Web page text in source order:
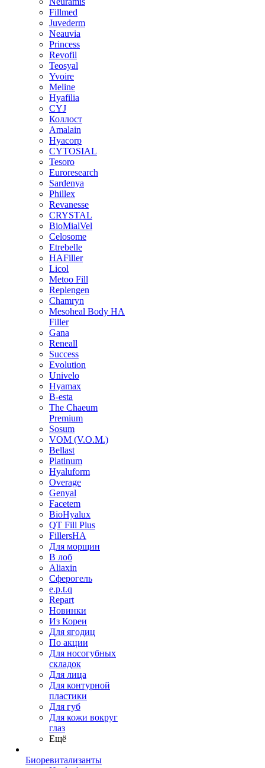
Fillmed
Juvederm
Neauvia
Princess
Revofil
Teosyal
Yvoire
Meline
Hyafilia
CYJ
Коллост
Amalain
Hyacorp
CYTOSIAL
Tesoro
Euroresearch
Sardenya
Phillex
Revanesse
CRYSTAL
BioMialVel
Celosome
Etrebelle
HAFiller
Licol
Metoo Fill
Replengen
Chamryn
Mesoheal Body HA
Filler
Gana
Reneall
Success
Evolution
Univelo
Hyamax
B-esta
The Chaeum
Premium
Sosum
VOM (V.O.M.)
Bellast
Platinum
Hyaluform
Overage
Genyal
Facetem
BioHyalux
QT Fill Plus
FillersHA
Для морщин
В лоб
Aliaxin
Сферогель
e.p.t.q
Repart
Новинки
Из Кореи
Для ягодиц
По акции
Для носогубных
складок
Для лица
Для контурной
пластики
Для губ
Для кожи вокруг
глаз
Ещё
Биоревитализанты